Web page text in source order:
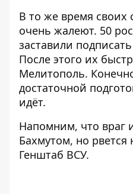
В то же время своих
очень жалеют. 50
заставили
После этого их
Мелитополь.
достаточной
идёт.
Напомним, что враг
Бахмутом, но рвется
Генштаб ВСУ.